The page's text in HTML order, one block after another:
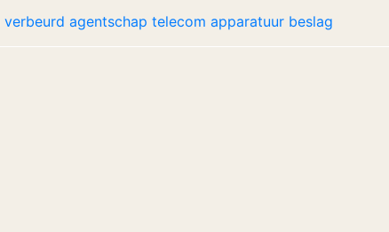
verbeurd agentschap telecom apparatuur beslag